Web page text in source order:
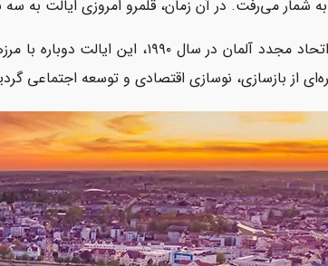
پس از اتحاد مجدد آلمان در سال
از بازسازی، نوسازی اقتصادی و توسعه اجتماعی